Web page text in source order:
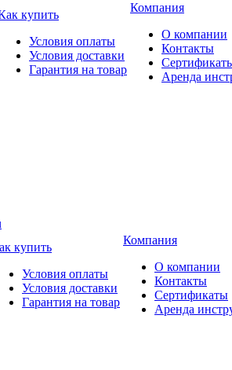
купить
Условия оплаты
Условия доставки
Гарантия на товар
Компания
О компании
Контакты
Аренда
купить
Условия оплаты
Условия доставки
Гарантия на товар
Компания
О компании
Контакты
Сертификаты
Аренда